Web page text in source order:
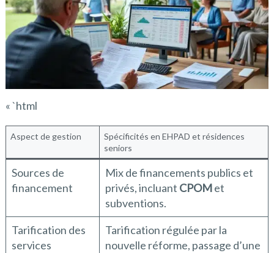
« `html
Aspect de gestion
Spécificités en EHPAD et résidences
seniors
Sources de
financement
Mix de financements publics et
privés, incluant CPOMet
subventions.
Tarification des
services
Tarification régulée par la
nouvelle réforme, passage d’une